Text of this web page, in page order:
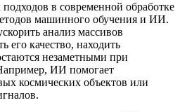
в современной обработке
машинного обучения и ИИ.
анализ массивов
качество, находить
незаметными при
ИИ помогает
космических объектов или